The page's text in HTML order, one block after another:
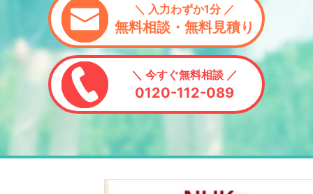
＼ 入力わずか1分 ／
無料相談・無料見積り
＼ 今すぐ無料相談 ／
0120-112-089